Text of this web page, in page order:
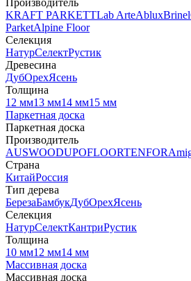
Производитель
KRAFT PARKETTLab ArteAbluxBrinel
ParketAlpine Floor
Селекция
НатурСелектРустик
Древесина
ДубОрехЯсень
Толщина
12 мм13 мм14 мм15 мм
Паркетная доска
Паркетная доска
Производитель
AUSWOODUPOFLOORTENFOR
Страна
КитайРоссия
Тип дерева
БерезаБамбукДубОрехЯсень
Селекция
НатурСелектКантриРустик
Толщина
10 мм12 мм14 мм
Массивная доска
Массивная доска